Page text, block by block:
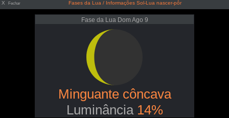
X Fechar Fases da Lua / Informações Sol-Lua nascer-pôr
Fase da Lua Dom Ago 9
Minguante côncava
Luminância 14%